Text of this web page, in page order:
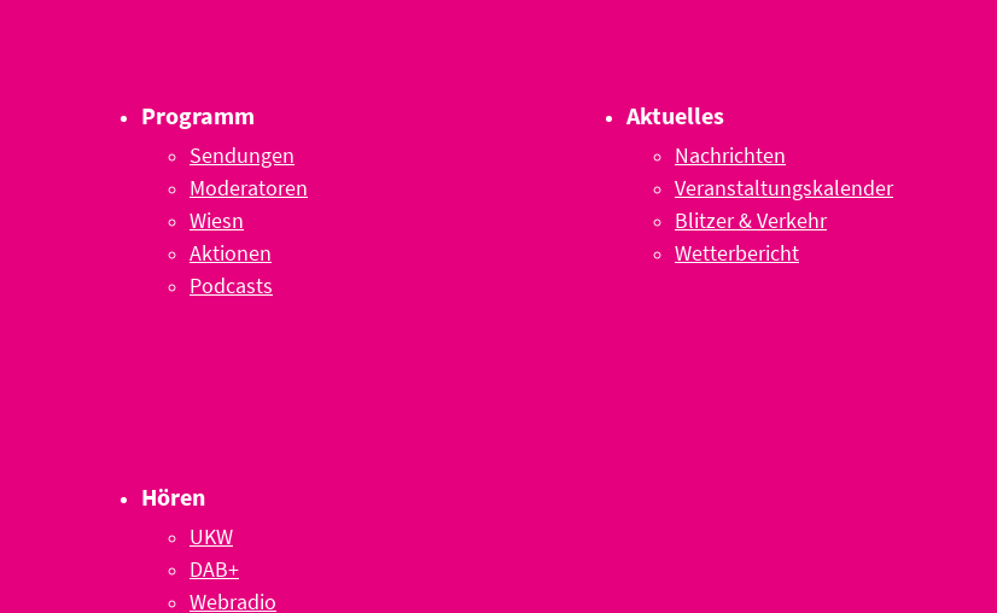
Programm
Sendungen
Moderatoren
Wiesn
Aktionen
Podcasts
Aktuelles
Nachrichten
Veranstaltungskalender
Blitzer & Verkehr
Wetterbericht
Hören
UKW
DAB+
Webradio